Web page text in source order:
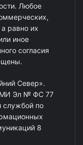
Любое
равно их
иное
согласия
Север».
Эл № ФС 77
службой по
8